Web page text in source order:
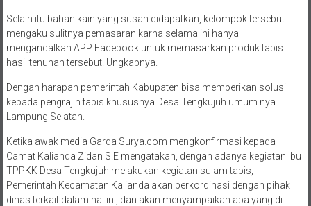
Selain itu bahan kain yang susah didapatkan, kelompok tersebut
mengaku sulitnya pemasaran karna selama ini hanya
mengandalkan APP Facebook untuk memasarkan produk tapis
hasil tenunan tersebut. Ungkapnya.
Dengan harapan pemerintah Kabupaten bisa memberikan solusi
kepada pengrajin tapis khususnya Desa Tengkujuh umum nya
Lampung Selatan.
Ketika awak media Garda Surya.com mengkonfirmasi kepada
Camat Kalianda Zidan S.E mengatakan, dengan adanya kegiatan Ibu
TPPKK Desa Tengkujuh melakukan kegiatan sulam tapis,
Pemerintah Kecamatan Kalianda akan berkordinasi dengan pihak
dinas terkait dalam hal ini, dan akan menyampaikan apa yang di